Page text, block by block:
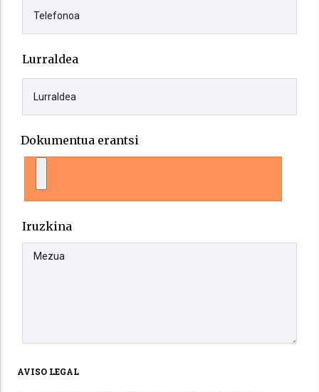
Lurraldea
Dokumentua erantsi
Iruzkina
AVISO LEGAL